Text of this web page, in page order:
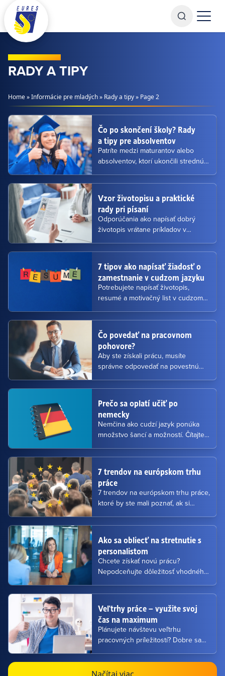
Prejsť na obsah
RADY A TIPY
Home»Informácie pre mladých» Rady a tipy» Page 2
Čo po skončení školy? Rady
a tipy pre absolventov
Patríte medzi maturantov alebo
absolventov, ktorí ukončili strednú
Ponúkame vám rady a tipy.
Vzor životopisu a praktické
rady pri písaní
Odporúčania ako napísať dobrý
životopis vrátane príkladov v
jazyku, ktoré si môžete stiahnuť a
upraviť.
7 tipov ako napísať žiadosť o
zamestnanie v cudzom jazyku
Potrebujete napísať životopis,
resumé a motivačný list v cudzom
to.
Čo povedať na pracovnom
pohovore?
Aby ste získali prácu, musíte
správne odpovedať na povestnú
Prečo sa oplatí učiť po
nemecky
Nemčina ako cudzí jazyk ponúka
množstvo šancí a možností. Čítajte
7 trendov na európskom trhu
práce
7 trendov na európskom trhu práce,
ktoré by ste mali poznať, ak si
zvažujete zmenu kariéry.
Ako sa obliecť na stretnutie s
personalistom
Chcete získať novú prácu?
Nepodceňujte dôležitosť vhodného
Veľtrhy práce – využite svoj
čas na maximum
Plánujete návštevu veľtrhu
pracovných príležitostí? Dobre sa
maximum. Poradíme vám, ako na to.